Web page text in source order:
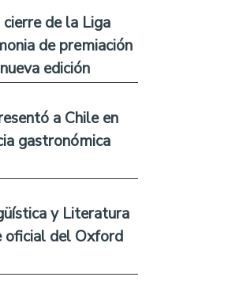
de la Liga
de premiación
edición
a Chile en
gastronómica
y Literatura
oficial del Oxford